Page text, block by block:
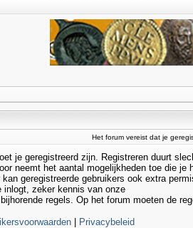
Het forum vereist dat je
je geregistreerd zijn. Registreren duurt
neemt het aantal mogelijkheden toe die je
geregistreerde gebruikers ook extra
inlogt, zeker kennis van onze
regels. Op het forum moeten de
Privacybeleid